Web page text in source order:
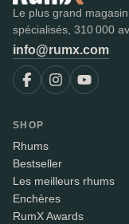
Le plus grand
spécialisés, 310 000
info@rumx.com
SHOP
Rhums
Bestseller
Les meilleurs rhums
Enchères
RumX Awards